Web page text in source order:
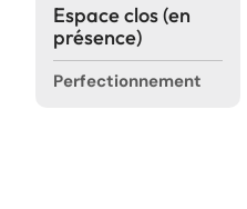
Espace clos (en
présence)
Perfectionnement